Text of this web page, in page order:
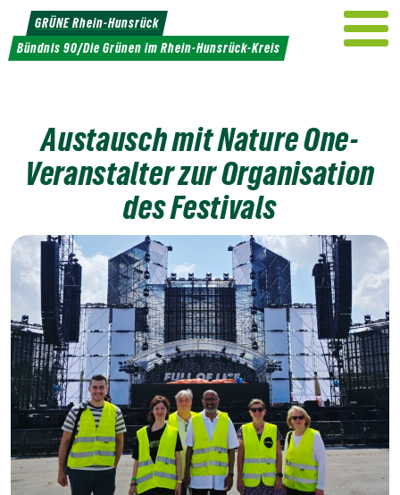
Weiter
zum
Inhalt
GRÜNE Rhein-Hunsrück
Bündnis 90/Die Grünen im Rhein-Hunsrück-Kreis
Austausch mit Nature One-
Veranstalter zur Organisation
des Festivals